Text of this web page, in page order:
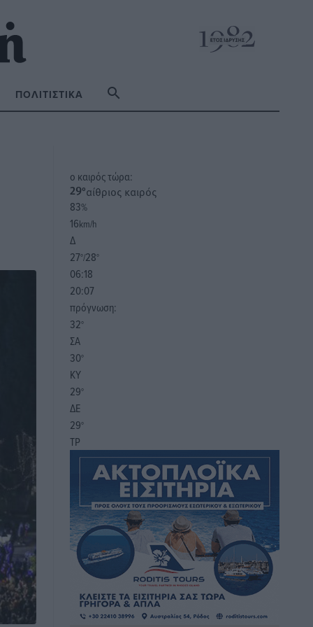
ΠΟΛΙΤΙΣΤΙΚΆ
o καιρός τώρα:
29°αίθριος καιρός
83%
16km/h
Δ
27°/28°
06:18
20:07
πρόγνωση:
32°
ΣΑ
30°
ΚΥ
29°
ΔΕ
29°
ΤΡ